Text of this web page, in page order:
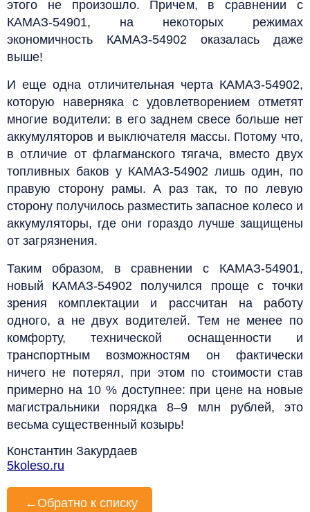
этого не произошло. Причем, в сравнении с
КАМАЗ-54901, на некоторых режимах
экономичность КАМАЗ-54902 оказалась даже
выше!
И еще одна отличительная черта КАМАЗ-54902,
которую наверняка с удовлетворением отметят
многие водители: в его заднем свесе больше нет
аккумуляторов и выключателя массы. Потому что,
в отличие от флагманского тягача, вместо двух
топливных баков у КАМАЗ-54902 лишь один, по
правую сторону рамы. А раз так, то по левую
сторону получилось разместить запасное колесо и
аккумуляторы, где они гораздо лучше защищены
от загрязнения.
Таким образом, в сравнении с КАМАЗ-54901,
новый КАМАЗ-54902 получился проще с точки
зрения комплектации и рассчитан на работу
одного, а не двух водителей. Тем не менее по
комфорту, технической оснащенности и
транспортным возможностям он фактически
ничего не потерял, при этом по стоимости став
примерно на 10 % доступнее: при цене на новые
магистральники порядка 8–9 млн рублей, это
весьма существенный козырь!
Константин Закурдаев
5koleso.ru
← Обратно к списку